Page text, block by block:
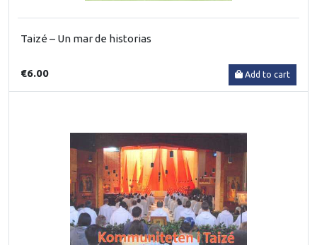
Taizé – Un mar de historias
€6.00 Add to cart